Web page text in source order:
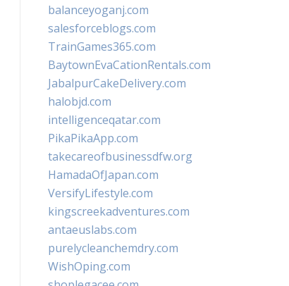
balanceyoganj.com
salesforceblogs.com
TrainGames365.com
BaytownEvaCationRentals.com
JabalpurCakeDelivery.com
halobjd.com
intelligenceqatar.com
PikaPikaApp.com
takecareofbusinessdfw.org
HamadaOfJapan.com
VersifyLifestyle.com
kingscreekadventures.com
antaeuslabs.com
purelycleanchemdry.com
WishOping.com